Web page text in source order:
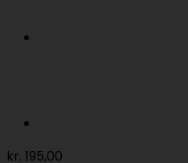
kr. 195,00